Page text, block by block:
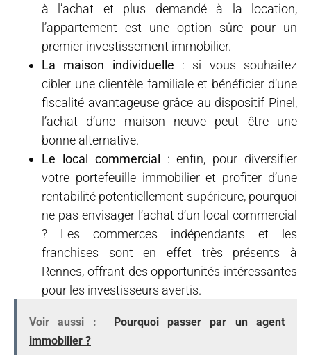
à l’achat et plus demandé à la location,
l’appartement est une option sûre pour un
premier investissement immobilier.
La maison individuelle : si vous souhaitez
cibler une clientèle familiale et bénéficier d’une
fiscalité avantageuse grâce au dispositif Pinel,
l’achat d’une maison neuve peut être une
bonne alternative.
Le local commercial : enfin, pour diversifier
votre portefeuille immobilier et profiter d’une
rentabilité potentiellement supérieure, pourquoi
ne pas envisager l’achat d’un local commercial
? Les commerces indépendants et les
franchises sont en effet très présents à
Rennes, offrant des opportunités intéressantes
pour les investisseurs avertis.
Voir aussi :
Pourquoi passer par un agent
immobilier ?